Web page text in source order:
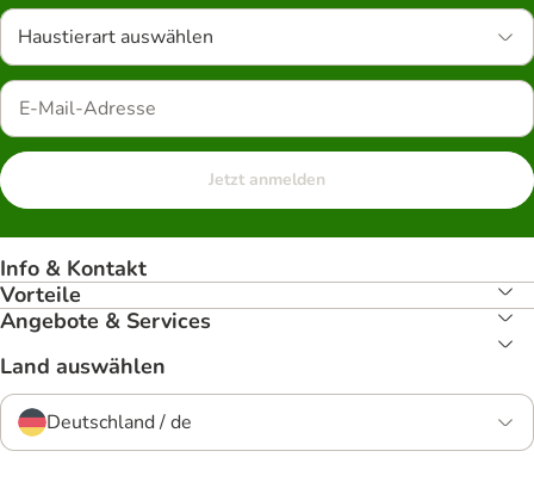
Haustierart auswählen
Jetzt anmelden
Info & Kontakt
Vorteile
Angebote & Services
Land auswählen
Deutschland / de